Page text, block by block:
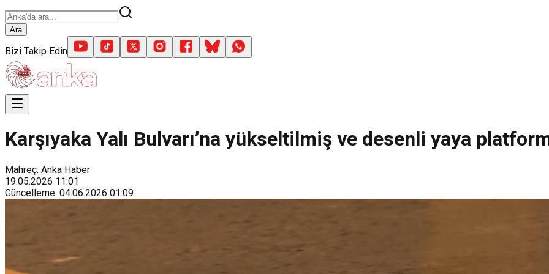
Ara
Bizi Takip Edin
Karşıyaka Yalı Bulvarı’na yükseltilmiş ve desenli yaya
Mahreç: Anka Haber
19.05.2026 11:01
Güncelleme: 04.06.2026 01:09